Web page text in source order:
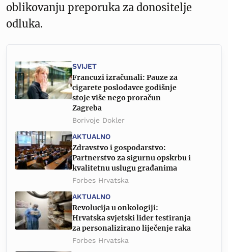
oblikovanju preporuka za donositelje
odluka.
SVIJET
Francuzi izračunali: Pauze za
cigarete poslodavce godišnje
stoje više nego proračun
Zagreba
Borivoje Dokler
AKTUALNO
Zdravstvo i gospodarstvo:
Partnerstvo za sigurnu opskrbu i
kvalitetnu uslugu građanima
Forbes Hrvatska
AKTUALNO
Revolucija u onkologiji:
Hrvatska svjetski lider testiranja
za personalizirano liječenje raka
Forbes Hrvatska